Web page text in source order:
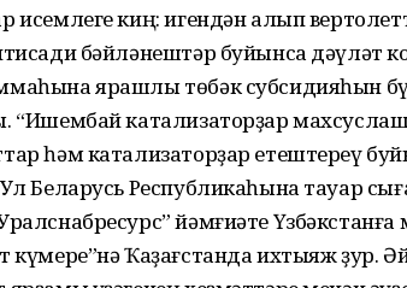
исемлеге киң: игендән алып
бәйләнештәр буйынса дәүләт
ярашлы төбәк субсидияһын
“Ишембай катализаторҙар
һәм катализаторҙар етештереү
Ул Беларусь Республикаһына тауар
йәмғиәте
күмере”нә Ҡаҙағстанда ихтыяж ҙур.